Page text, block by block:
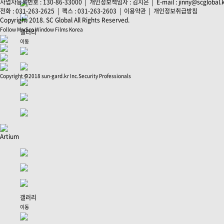
갤러리
이동
Artium
갤러리
이동
사업자등록번호 : 130-86-33000 | 개인정보책임자 : 김지은 | E-mail :
전화 : 031-263-2625 | 팩스 : 031-263-2603 | 이용약관 | 개인정보취급방침
Copyright 2018. SC Global All Rights Reserved.
Follow Madico Window Films Korea
Copyright ©2018 sun-gard.kr Inc.Security Professionals